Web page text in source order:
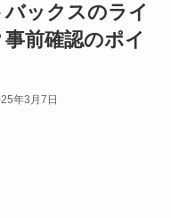
ックスのライ
事前確認のポイ
年3月7日